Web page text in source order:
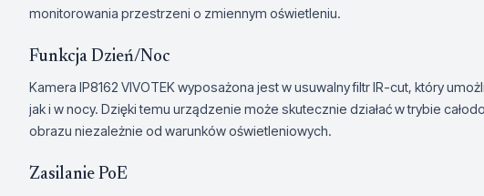
monitorowania przestrzeni o zmiennym oświetleniu.
Funkcja Dzień/Noc
Kamera IP8162 VIVOTEK wyposażona jest w usuwalny filtr IR-cut, który
jak i w nocy. Dzięki temu urządzenie może skutecznie działać w trybie
obrazu niezależnie od warunków oświetleniowych.
Zasilanie PoE